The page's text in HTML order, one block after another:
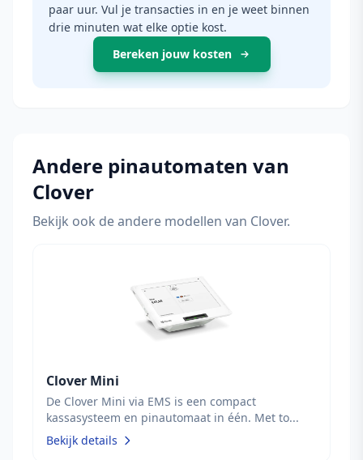
paar uur. Vul je transacties in en je weet binnen
drie minuten wat elke optie kost.
Bereken jouw kosten
Andere pinautomaten van
Clover
Bekijk ook de andere modellen van Clover.
Clover Mini
De Clover Mini via EMS is een compact
kassasysteem en pinautomaat in één. Met to...
Bekijk details